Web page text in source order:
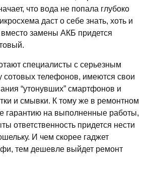
что вода не попала глубоко
даст о себе знать, хоть и
замены АКБ придется
специалисты с серьезным
сотовых телефонов, имеются свои
“утонувших” смартфонов и
и смывки. К тому же в ремонтном
гарантию на выполненные работы,
ответственность придется нести
И чем скорее гаджет
тем дешевле выйдет ремонт